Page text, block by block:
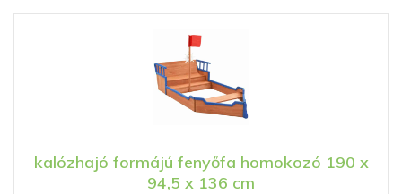
kalózhajó formájú fenyőfa homokozó 190 x
94,5 x 136 cm